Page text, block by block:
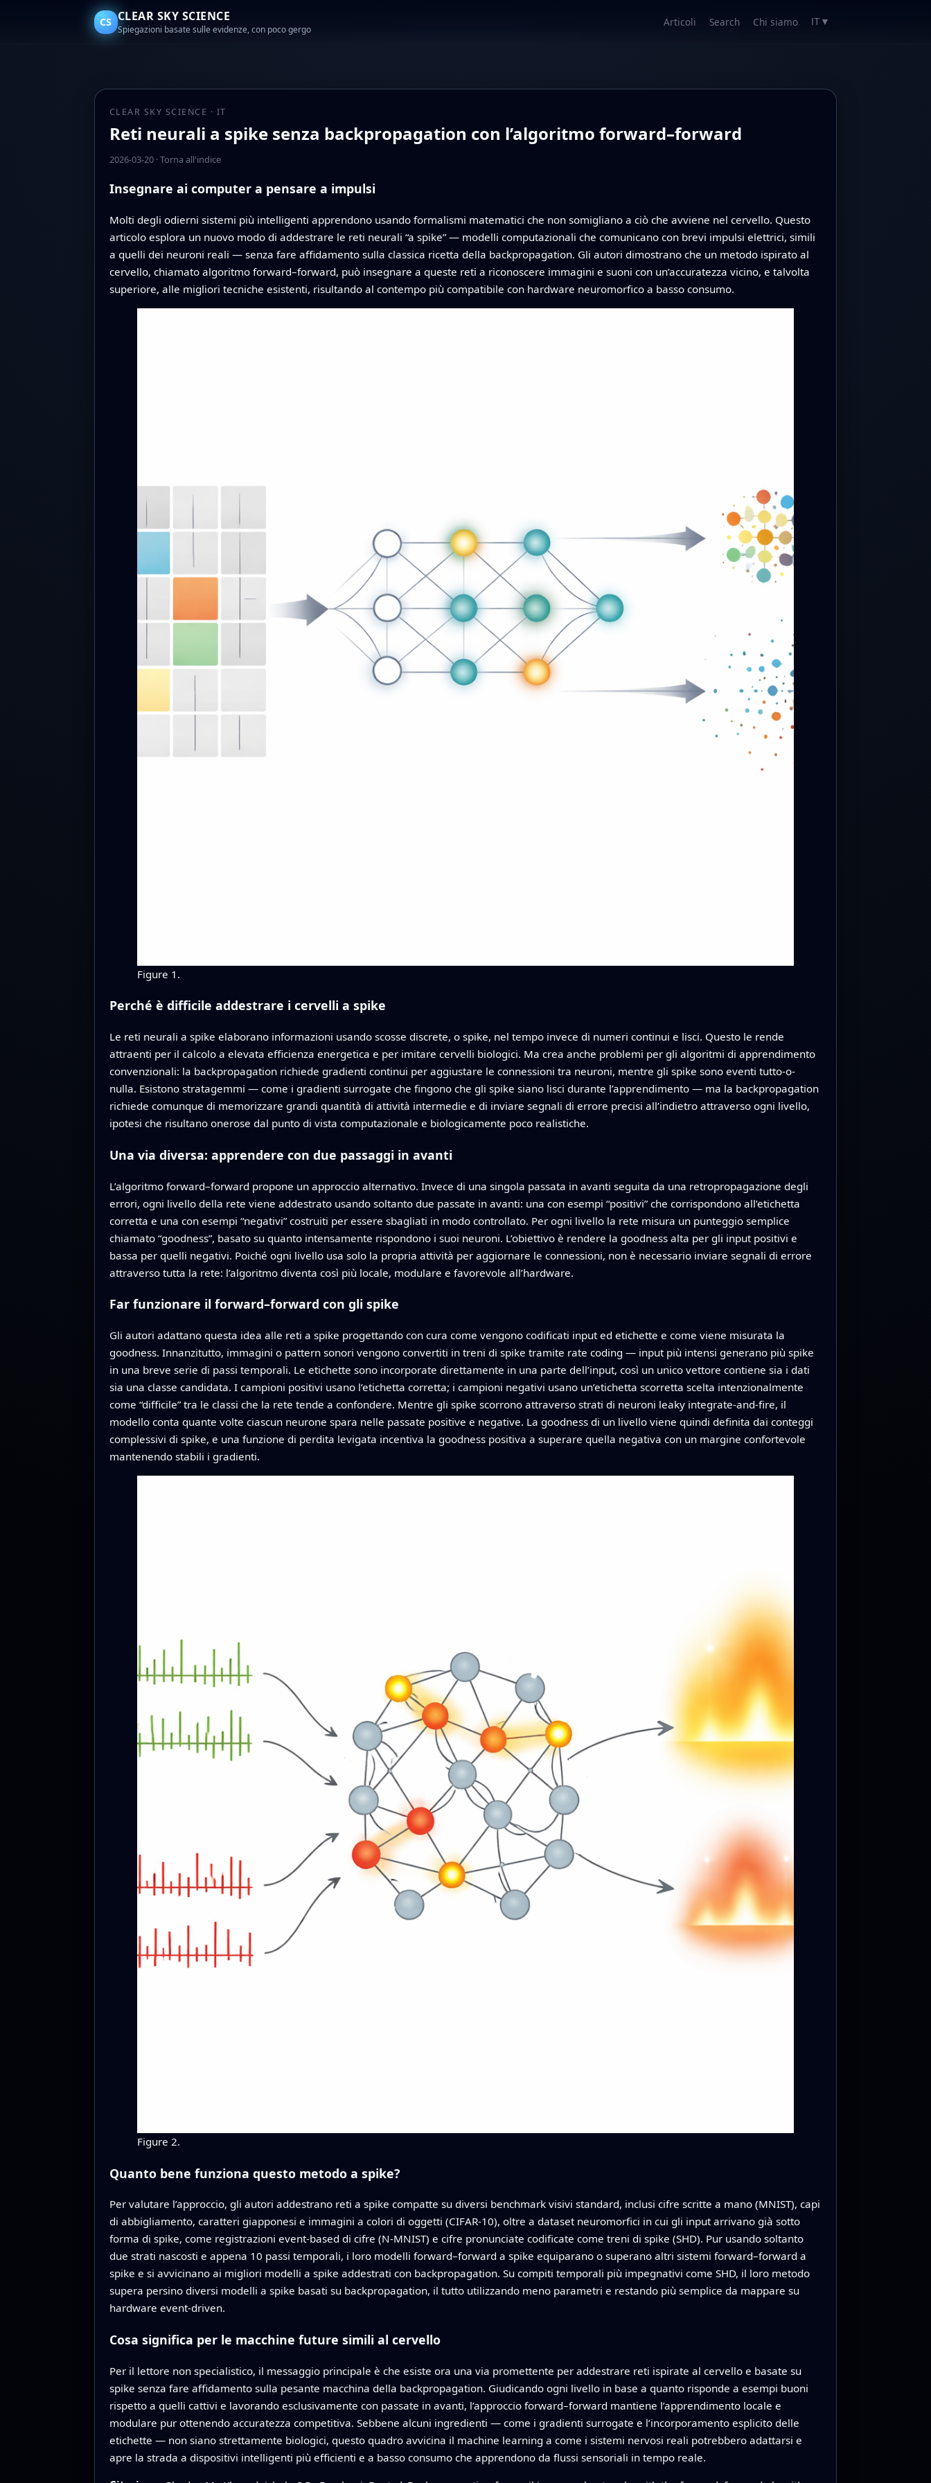
CS CLEAR SKY SCIENCE
Spiegazioni basate sulle evidenze, con poco gergo
Articoli Search Chi siamo IT ▼
CLEAR SKY SCIENCE · IT
Reti neurali a spike senza backpropagation con l’algoritmo forward–forward
2026-03-20·Torna all'indice
Insegnare ai computer a pensare a impulsi
Molti degli odierni sistemi più intelligenti apprendono usando formalismi matematici che non somigliano a ciò che avviene nel cervello. Questo
articolo esplora un nuovo modo di addestrare le reti neurali “a spike” — modelli computazionali che comunicano con brevi impulsi elettrici, simili
a quelli dei neuroni reali — senza fare affidamento sulla classica ricetta della backpropagation. Gli autori dimostrano che un metodo ispirato al
cervello, chiamato algoritmo forward–forward, può insegnare a queste reti a riconoscere immagini e suoni con un’accuratezza vicino, e talvolta
superiore, alle migliori tecniche esistenti, risultando al contempo più compatibile con hardware neuromorfico a basso consumo.
Figure 1.
Perché è difficile addestrare i cervelli a spike
Le reti neurali a spike elaborano informazioni usando scosse discrete, o spike, nel tempo invece di numeri continui e lisci. Questo le rende
attraenti per il calcolo a elevata efficienza energetica e per imitare cervelli biologici. Ma crea anche problemi per gli algoritmi di apprendimento
convenzionali: la backpropagation richiede gradienti continui per aggiustare le connessioni tra neuroni, mentre gli spike sono eventi tutto-o-
nulla. Esistono stratagemmi — come i gradienti surrogate che fingono che gli spike siano lisci durante l’apprendimento — ma la backpropagation
richiede comunque di memorizzare grandi quantità di attività intermedie e di inviare segnali di errore precisi all’indietro attraverso ogni livello,
ipotesi che risultano onerose dal punto di vista computazionale e biologicamente poco realistiche.
Una via diversa: apprendere con due passaggi in avanti
L’algoritmo forward–forward propone un approccio alternativo. Invece di una singola passata in avanti seguita da una retropropagazione degli
errori, ogni livello della rete viene addestrato usando soltanto due passate in avanti: una con esempi “positivi” che corrispondono all’etichetta
corretta e una con esempi “negativi” costruiti per essere sbagliati in modo controllato. Per ogni livello la rete misura un punteggio semplice
chiamato “goodness”, basato su quanto intensamente rispondono i suoi neuroni. L’obiettivo è rendere la goodness alta per gli input positivi e
bassa per quelli negativi. Poiché ogni livello usa solo la propria attività per aggiornare le connessioni, non è necessario inviare segnali di errore
attraverso tutta la rete: l’algoritmo diventa così più locale, modulare e favorevole all’hardware.
Far funzionare il forward–forward con gli spike
Gli autori adattano questa idea alle reti a spike progettando con cura come vengono codificati input ed etichette e come viene misurata la
goodness. Innanzitutto, immagini o pattern sonori vengono convertiti in treni di spike tramite rate coding — input più intensi generano più spike
in una breve serie di passi temporali. Le etichette sono incorporate direttamente in una parte dell’input, così un unico vettore contiene sia i dati
sia una classe candidata. I campioni positivi usano l’etichetta corretta; i campioni negativi usano un’etichetta scorretta scelta intenzionalmente
come “difficile” tra le classi che la rete tende a confondere. Mentre gli spike scorrono attraverso strati di neuroni leaky integrate-and-fire, il
modello conta quante volte ciascun neurone spara nelle passate positive e negative. La goodness di un livello viene quindi definita dai conteggi
complessivi di spike, e una funzione di perdita levigata incentiva la goodness positiva a superare quella negativa con un margine confortevole
mantenendo stabili i gradienti.
Figure 2.
Quanto bene funziona questo metodo a spike?
Per valutare l’approccio, gli autori addestrano reti a spike compatte su diversi benchmark visivi standard, inclusi cifre scritte a mano (MNIST), capi
di abbigliamento, caratteri giapponesi e immagini a colori di oggetti (CIFAR-10), oltre a dataset neuromorfici in cui gli input arrivano già sotto
forma di spike, come registrazioni event-based di cifre (N-MNIST) e cifre pronunciate codificate come treni di spike (SHD). Pur usando soltanto
due strati nascosti e appena 10 passi temporali, i loro modelli forward–forward a spike equiparano o superano altri sistemi forward–forward a
spike e si avvicinano ai migliori modelli a spike addestrati con backpropagation. Su compiti temporali più impegnativi come SHD, il loro metodo
supera persino diversi modelli a spike basati su backpropagation, il tutto utilizzando meno parametri e restando più semplice da mappare su
hardware event-driven.
Cosa significa per le macchine future simili al cervello
Per il lettore non specialistico, il messaggio principale è che esiste ora una via promettente per addestrare reti ispirate al cervello e basate su
spike senza fare affidamento sulla pesante macchina della backpropagation. Giudicando ogni livello in base a quanto risponde a esempi buoni
rispetto a quelli cattivi e lavorando esclusivamente con passate in avanti, l’approccio forward–forward mantiene l’apprendimento locale e
modulare pur ottenendo accuratezza competitiva. Sebbene alcuni ingredienti — come i gradienti surrogate e l’incorporamento esplicito delle
etichette — non siano strettamente biologici, questo quadro avvicina il machine learning a come i sistemi nervosi reali potrebbero adattarsi e
apre la strada a dispositivi intelligenti più efficienti e a basso consumo che apprendono da flussi sensoriali in tempo reale.